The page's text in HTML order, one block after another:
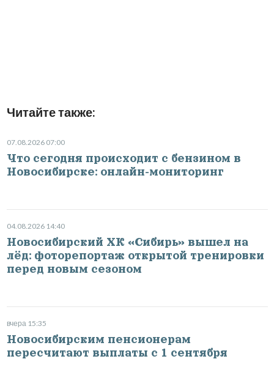
Читайте также:
07.08.2026 07:00
Что сегодня происходит с бензином в
Новосибирске: онлайн-мониторинг
04.08.2026 14:40
Новосибирский ХК «Сибирь» вышел на
лёд: фоторепортаж открытой тренировки
перед новым сезоном
вчера 15:35
Новосибирским пенсионерам
пересчитают выплаты с 1 сентября